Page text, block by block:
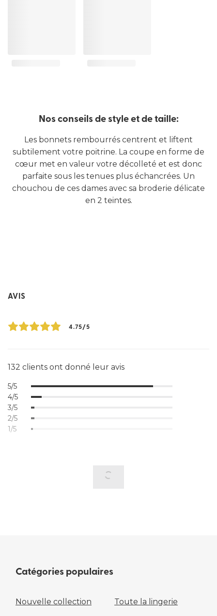
Nos conseils de style et de taille:
Les bonnets rembourrés centrent et liftent
subtilement votre poitrine. La coupe en forme de
cœur met en valeur votre décolleté et est donc
parfaite sous les tenues plus échancrées. Un
chouchou de ces dames avec sa broderie délicate
en 2 teintes.
AVIS
4.75/5
132 clients ont donné leur avis
5/5
4/5
3/5
2/5
1/5
Catégories populaires
Nouvelle collection Toute la lingerie